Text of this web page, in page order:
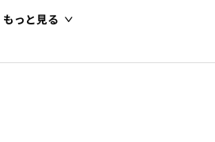
もっと見る